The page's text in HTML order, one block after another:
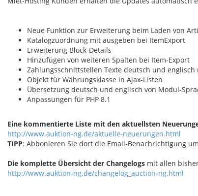
Neue Funktion zur Erweiterung beim Laden von
Katalogzuordnung mit ausgeben bei ItemExport
Erweiterung Block-Details
Hinzufügen von weiteren Spalten bei Item-Export
Zahlungsschnittstellen Texte deutsch und englisch
Objekt für Währungsklasse in Ajax-Listen
Übersetzung deutsch und englisch von Modul-
Anpassungen für PHP 8.1
Eine kommentierte Liste mit den aktuellsten
http://www.auktion-ng.de/aktuelle-neuerungen.html
TIPP: Abbonieren Sie dort die Email-Benachrichtigung
Die komplette Übersicht der Changelogs mit allen
http://www.auktion-ng.de/changelog_auction-ng.html